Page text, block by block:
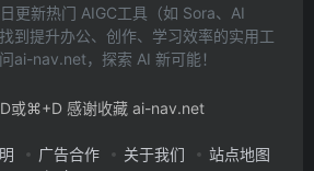
更新热门 AIGC工具（如 Sora、AI
到提升办公、创作、学习效率的实用工
ai-nav.net，探索 AI 新可能！
或⌘+D 感谢收藏 ai-nav.net
广告合作 关于我们
站点地图